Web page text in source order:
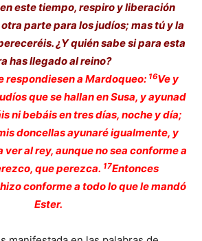
este tiempo, respiro y liberación
parte para los judíos; mas tú y la
¿Y quién sabe si para esta
has llegado al reino?
respondiesen a Mardoqueo: 16Ve y
que se hallan en Susa, y ayunad
ni bebáis en tres días, noche y día;
doncellas ayunaré igualmente, y
al rey, aunque no sea conforme a
que perezca. 17Entonces
conforme a todo lo que le mandó
Ester.